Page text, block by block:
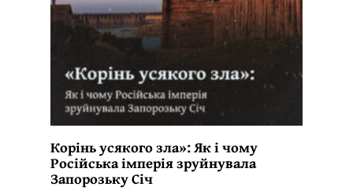
Корінь усякого зла»: Як і чому
Російська імперія зруйнувала
Запорозьку Січ